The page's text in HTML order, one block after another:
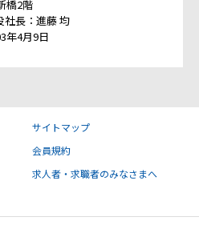
橋2階
社長：進藤 均
年4月9日
サイトマップ
会員規約
求人者・求職者のみなさまへ